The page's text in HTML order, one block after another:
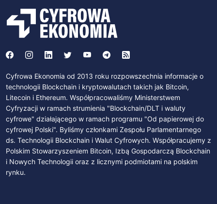
Cyfrowa Ekonomia od 2013 roku rozpowszechnia informacje o
technologii Blockchain i kryptowalutach takich jak Bitcoin,
Litecoin i Ethereum. Współpracowaliśmy Ministerstwem
Cyfryzacji w ramach strumienia "Blockchain/DLT i waluty
cyfrowe" działającego w ramach programu "Od papierowej do
cyfrowej Polski". Byliśmy członkami Zespołu Parlamentarnego
ds. Technologii Blockchain i Walut Cyfrowych. Współpracujemy z
Polskim Stowarzyszeniem Bitcoin, Izbą Gospodarczą Blockchain
i Nowych Technologii oraz z licznymi podmiotami na polskim
rynku.